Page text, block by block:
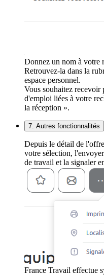
Donnez un nom à votre
Retrouvez-la dans la
espace personnel.
Vous souhaitez recevoir
d'emploi liées à votre
la réception ».
7. Autres fonctionnalités
Depuis le détail de
votre sélection,
de travail et la signaler
France Travail effectue